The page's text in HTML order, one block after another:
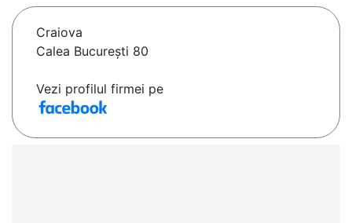
Craiova
Calea București 80
Vezi profilul firmei pe